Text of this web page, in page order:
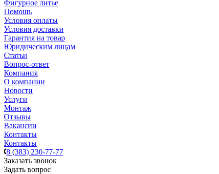
Фигурное литье
Помощь
Условия оплаты
Условия доставки
Гарантия на товар
Юридическим лицам
Статьи
Вопрос-ответ
Компания
О компании
Новости
Услуги
Монтаж
Отзывы
Вакансии
Контакты
Контакты
8 (383) 230-77-77
Заказать звонок
Задать вопрос